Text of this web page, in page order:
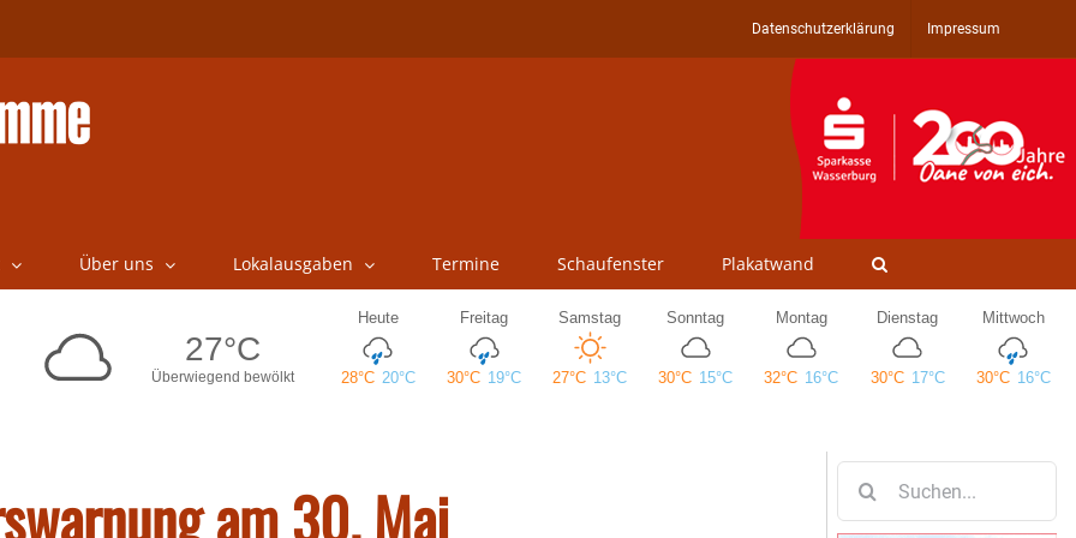
Datenschutzerklärung Impressum
Über uns Lokalausgaben Termine Schaufenster Plakatwand
am 30. Mai
nach: